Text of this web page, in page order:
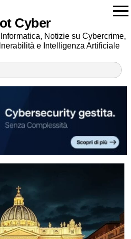
Cyber
Notizie su Cybercrime,
e Intelligenza Artificiale